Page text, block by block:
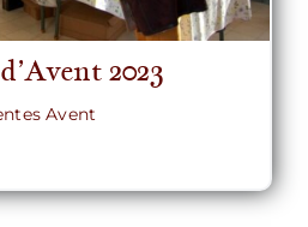
2023
Avent